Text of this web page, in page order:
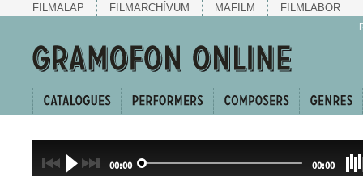
FILMALAP FILMARCHÍVUM MAFILM FILMLABOR
00:00 00:00